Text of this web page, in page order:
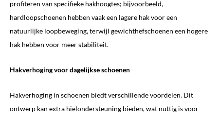
profiteren van specifieke hakhoogtes; bijvoorbeeld,
hardloopschoenen hebben vaak een lagere hak voor een
natuurlijke loopbeweging, terwijl gewichthefschoenen een hogere
hak hebben voor meer stabiliteit.
Hakverhoging voor dagelijkse schoenen
Hakverhoging in schoenen biedt verschillende voordelen. Dit
ontwerp kan extra hielondersteuning bieden, wat nuttig is voor